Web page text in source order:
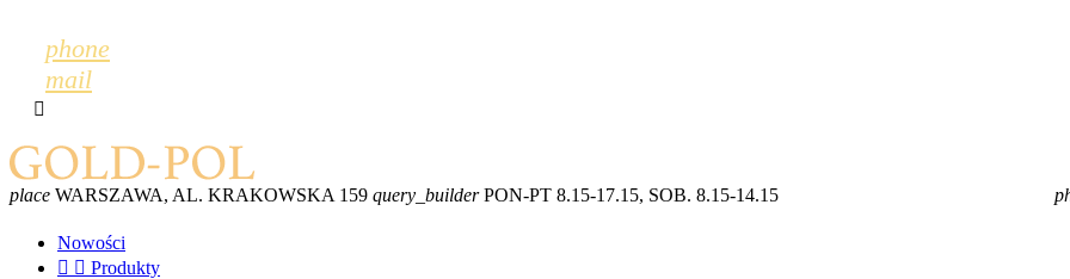
phone
mail

place WARSZAWA, AL. KRAKOWSKA 159 query_builderPON-PT 8.15-17.15, SOB. 8.15-14.15
Nowości
  Produkty